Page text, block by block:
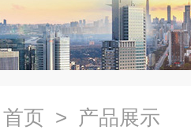
首页 > 产品展示